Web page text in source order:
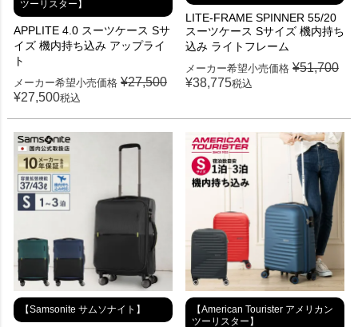
ツーリスター】
APPLITE 4.0 スーツケース Sサ
イズ 機内持ち込み アップライ
ト
メーカー希望小売価格 ¥27,500
¥27,500税込
LITE-FRAME SPINNER 55/20
スーツケース Sサイズ 機内持ち
込み ライトフレーム
メーカー希望小売価格 ¥51,700
¥38,775税込
【Samsonite サムソナイト】
【American Tourister アメリカン
ツーリスター】